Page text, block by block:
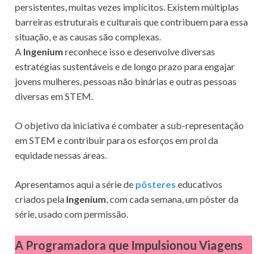
persistentes, muitas vezes implícitos. Existem múltiplas
barreiras estruturais e culturais que contribuem para essa
situação, e as causas são complexas.
A Ingenium reconhece isso e desenvolve diversas
estratégias sustentáveis e de longo prazo para engajar
jovens mulheres, pessoas não binárias e outras pessoas
diversas em STEM.
O objetivo da iniciativa é combater a sub-representação
em STEM e contribuir para os esforços em prol da
equidade nessas áreas.
Apresentamos aqui a série de pôsteres educativos
criados pela Ingenium , com cada semana, um pôster da
série, usado com permissão.
A Programadora que Impulsionou Viagens